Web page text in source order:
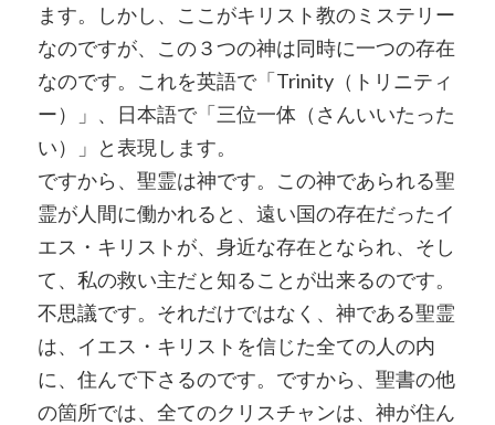
ます。しかし、ここがキリスト教のミステリー
なのですが、この３つの神は同時に一つの存在
なのです。これを英語で「Trinity（トリニティ
ー）」、日本語で「三位一体（さんいいたった
い）」と表現します。
ですから、聖霊は神です。この神であられる聖
霊が人間に働かれると、遠い国の存在だったイ
エス・キリストが、身近な存在となられ、そし
て、私の救い主だと知ることが出来るのです。
不思議です。それだけではなく、神である聖霊
は、イエス・キリストを信じた全ての人の内
に、住んで下さるのです。ですから、聖書の他
の箇所では、全てのクリスチャンは、神が住ん